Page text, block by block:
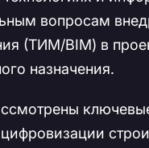
вопросам
(ТИМ/BIM) в
назначения.